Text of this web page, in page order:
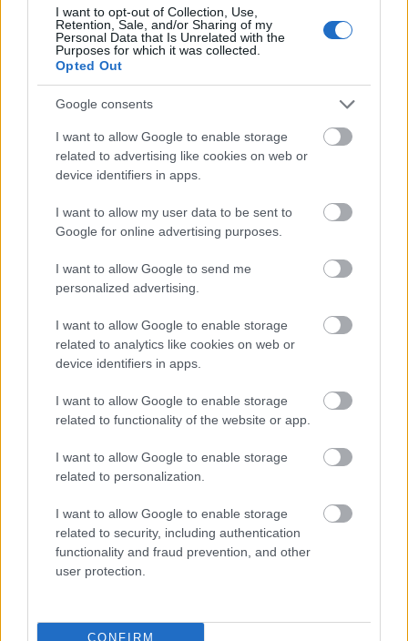
I want to opt-out of Collection, Use,
Retention, Sale, and/or Sharing of my
Personal Data that Is Unrelated with the
Purposes for which it was collected.
Opted Out
Google consents
I want to allow Google to enable storage
related to advertising like cookies on web or
device identifiers in apps.
I want to allow my user data to be sent to
Google for online advertising purposes.
I want to allow Google to send me
personalized advertising.
I want to allow Google to enable storage
related to analytics like cookies on web or
device identifiers in apps.
I want to allow Google to enable storage
related to functionality of the website or app.
I want to allow Google to enable storage
related to personalization.
I want to allow Google to enable storage
related to security, including authentication
functionality and fraud prevention, and other
user protection.
CONFIRM
nem éppen erkölcsös cselekedet, főleg nem Gregory
Peck előadásában, aki a maga korában a "jó ember"
ikonja volt (hogy néhány évvel később
hátborzongatóan jól játssza el Mengelét A brazíliai
fiúkban). Egy személyes tragédia is nehezítette a
legendás színész dolgát (a fia akkoriban lett
öngyilkos), de rutinos profi lévén tudta, hogy
mekkora lehetőség ez a film számára, ezért elvállalta
nevetségesen kis összegért, viszont kikötötte, hogy
részesedést kér a bevételből, és utóbb kiderült, hogy
pénzügyi értelemben is nagyon jó döntést hozott.
Kiválóan játszotta el a nem könnyű szerepet, Lee
Remick, Billie Whitelaw, David Warner és Patrick
Troughton szintén jó alakítást nyújtott, Harvey
bizonyult, egyszerre volt angyali és ördögi ez a bájos
kisgyermek.
és összeszedetten dirigálta le, pedig nem volt
könnyű a forgatás, az előkészítés sem kevés
energiába került, ennek ellenére mégis egy mára
már klasszikussá vált horrort alkotott a műfajban
nem éppen rutinosnak számító rendező. Időnként
talán túlságosan hatásvadász volt a történet, és a
humor sem oldja az erősen nyomott hangulatot,
technikai értelemben mindenképpen stílusbravúrról
van szó, de egy árnyalattal kevesebb misztikum jót
tett volna a filmnek.
Érdemes eltölteni ezt a két órát a Sátánnal, nem